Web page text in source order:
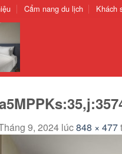
Cẩm nang du lịch Khách
9, 2024 lúc848 × 477